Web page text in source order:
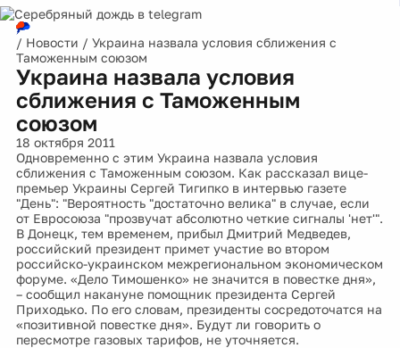
/ Новости / Украина назвала условия сближения с
Таможенным союзом
Украина назвала условия
сближения с Таможенным
союзом
18 октября 2011
Одновременно с этим Украина назвала условия
сближения с Таможенным союзом. Как рассказал вице-
премьер Украины Сергей Тигипко в интервью газете
"День": "Вероятность "достаточно велика" в случае, если
от Евросоюза "прозвучат абсолютно четкие сигналы 'нет'".
В Донецк, тем временем, прибыл Дмитрий Медведев,
российский президент примет участие во втором
российско-украинском межрегиональном экономическом
форуме. «Дело Тимошенко» не значится в повестке дня»,
– сообщил накануне помощник президента Сергей
Приходько. По его словам, президенты сосредоточатся на
«позитивной повестке дня». Будут ли говорить о
пересмотре газовых тарифов, не уточняется.